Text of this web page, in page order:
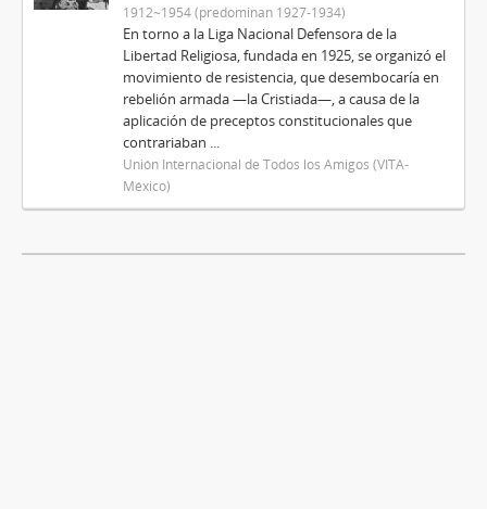
1912~1954 (predominan 1927-1934)
En torno a la Liga Nacional Defensora de la
Libertad Religiosa, fundada en 1925, se organizó el
movimiento de resistencia, que desembocaría en
rebelión armada —la Cristiada—, a causa de la
aplicación de preceptos constitucionales que
contrariaban ...
Unión Internacional de Todos los Amigos (VITA-
México)